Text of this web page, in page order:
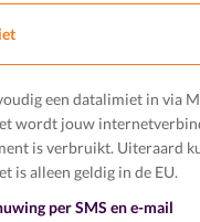
een datalimiet in via
wordt jouw
is verbruikt. Uiteraard
is alleen geldig in de EU.
per SMS en e-mail